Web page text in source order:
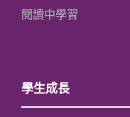
閱讀中學習
學生成長